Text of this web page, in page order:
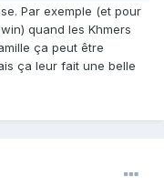
Par exemple (et pour
quand les Khmers
ça peut être
ça leur fait une belle